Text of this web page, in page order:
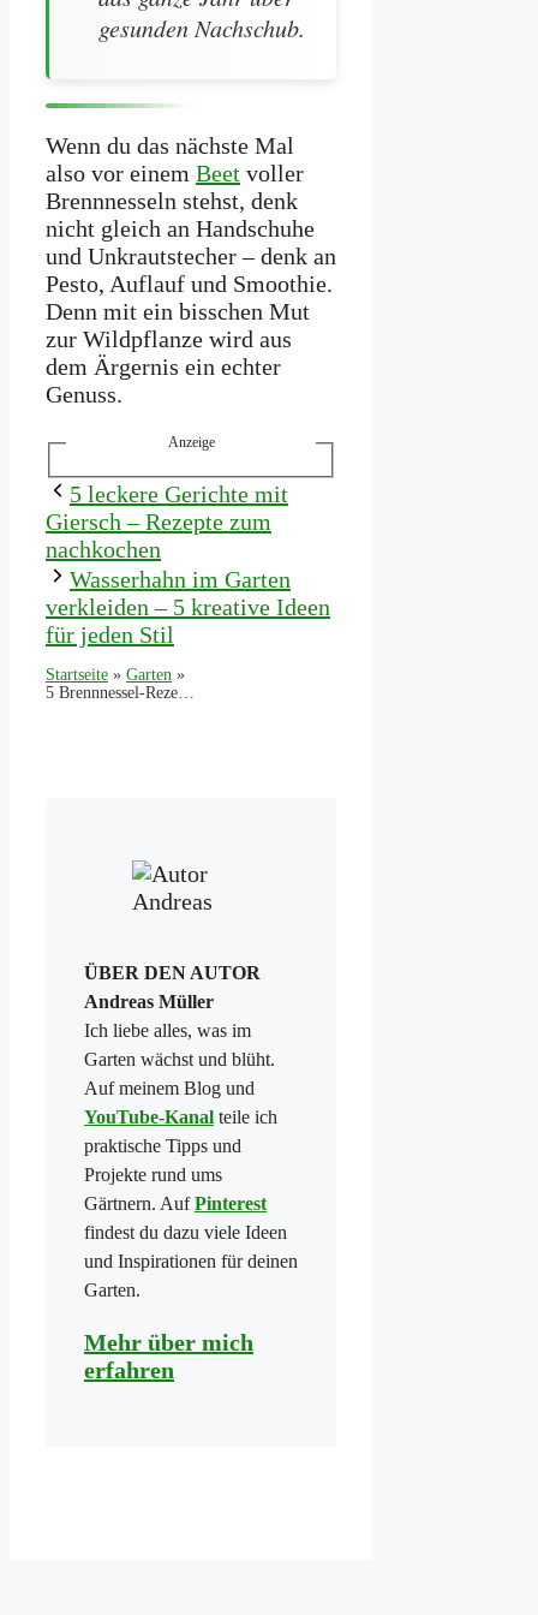
gesunden Nachschub.
Wenn du das nächste Mal
also vor einem Beet voller
Brennnesseln stehst, denk
nicht gleich an Handschuhe
und Unkrautstecher – denk an
Pesto, Auflauf und Smoothie.
Denn mit ein bisschen Mut
zur Wildpflanze wird aus
dem Ärgernis ein echter
Genuss.
Anzeige
5 leckere Gerichte mit
Giersch – Rezepte zum
nachkochen
Wasserhahn im Garten
verkleiden – 5 kreative Ideen
für jeden Stil
Startseite » Garten »
5 Brennnessel-Rezepte – Suppe, Pesto & mehr aus dem Garten
ÜBER DEN AUTOR
Andreas Müller
Ich liebe alles, was im
Garten wächst und blüht.
Auf meinem Blog und
YouTube-Kanal teile ich
praktische Tipps und
Projekte rund ums
Gärtnern. AufPinterest
findest du dazu viele Ideen
und Inspirationen für deinen
Garten.
Mehr über mich
erfahren